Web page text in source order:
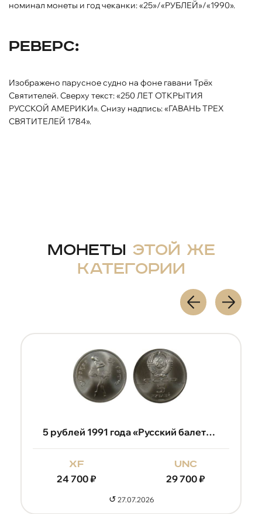
номинал монеты и год чеканки: «25»/«РУБЛЕЙ»/«1990».
Реверс:
Изображено парусное судно на фоне гавани Трёх
Святителей. Сверху текст: «250 ЛЕТ ОТКРЫТИЯ
РУССКОЙ АМЕРИКИ». Снизу надпись: «ГАВАНЬ ТРЕХ
СВЯТИТЕЛЕЙ 1784».
Монеты этой же
категории
5 рублей 1991 года «Русский балет» (палладий)
xf
24 700₽
unc
29 700₽
↺ 27.07.2026